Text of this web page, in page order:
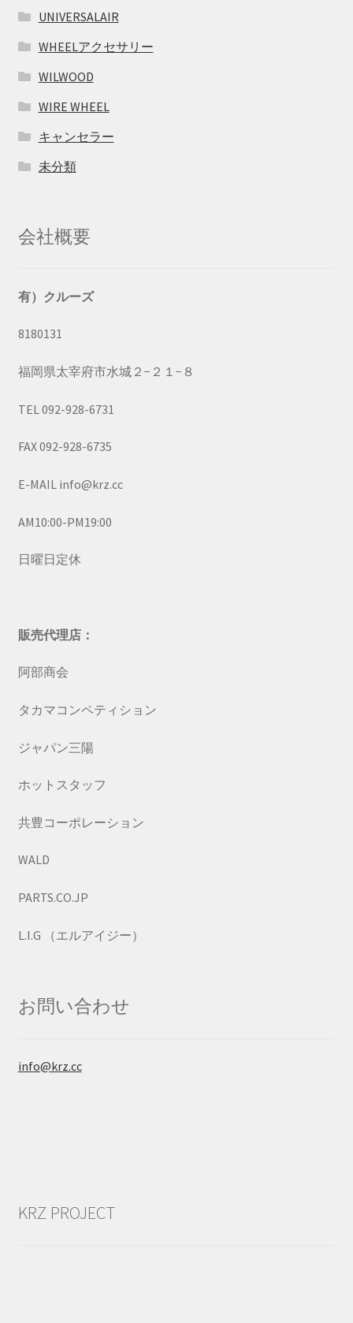
UNIVERSALAIR
WHEELアクセサリー
WILWOOD
WIRE WHEEL
キャンセラー
未分類
会社概要
有）クルーズ
8180131
福岡県太宰府市水城２−２１−８
TEL 092-928-6731
FAX 092-928-6735
E-MAIL info@krz.cc
AM10:00-PM19:00
日曜日定休
販売代理店：
阿部商会
タカマコンペティション
ジャパン三陽
ホットスタッフ
共豊コーポレーション
WALD
PARTS.CO.JP
L.I.G （エルアイジー）
お問い合わせ
info@krz.cc
KRZ PROJECT